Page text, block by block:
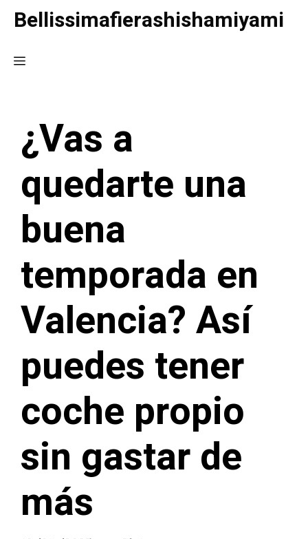
Saltar
contenido
Bellissimafierashishamiyami
Menú
¿Vas a
quedarte una
buena
temporada en
Valencia? Así
puedes tener
coche propio
sin gastar de
más